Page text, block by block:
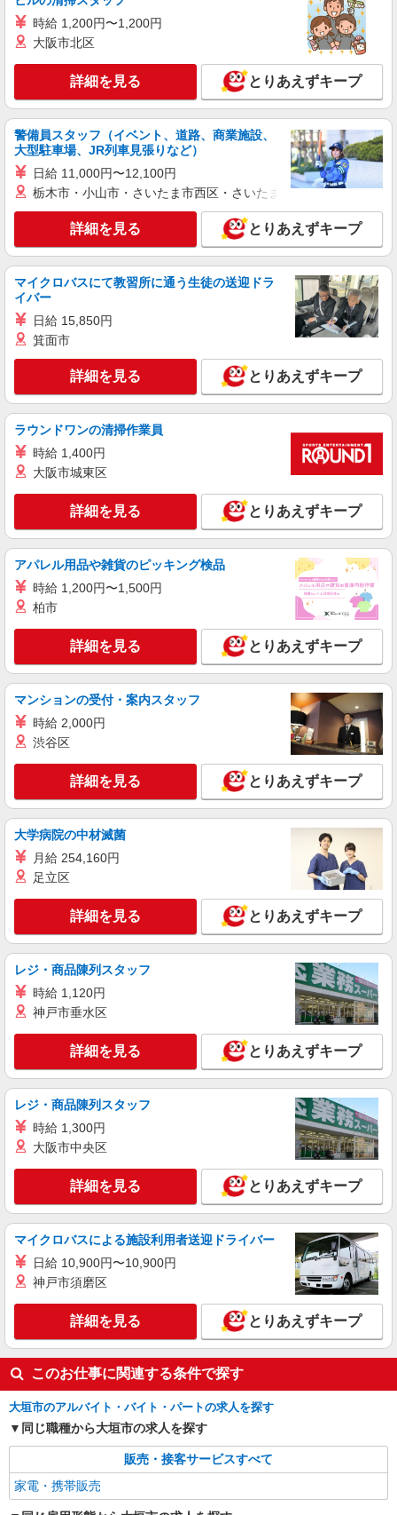
有) ゜・。○。・゜+゜・。○。・゜+゜
紹介予定派遣
【softbank】の携帯販売スタッフ
月給207900円〜260200円（経験・能力によ
る） 資格手当（1〜6万円）賞与年2回（6月・12
月・実績最高5.4カ月分） 未経験から入社半年で
年収400万円以上への昇給実績あり ※残業代支給
★交通費別途支給（規定あり） ゜+゜・。○。・゜
+゜・。○。・゜+゜ 入社祝い金10万円支給(規定
有) お友達を紹介頂くと, インセンティブ支給(規定
有) ゜・。○。・゜+゜・。○。・゜+゜
岐阜県大垣市のsoftbankショップ
キープ 詳細を見る
派遣社員
株式会社シエロ
【au】の携帯販売スタッフ
時給1400円〜 ※残業代支給 ★交通費別途支給
（規定あり） ゜+゜・。○。・゜+゜・。○。・゜
+゜ 入社祝い金10万円支給(規定有) お友達を紹介
頂くと, インセンティブ支給(規定有) ★月2回払
い・週払い可能（規程有）★ ゜・。○。・゜
+゜・。○。・゜+゜
派遣社員
株式会社シエロ
スマホ携帯販売【エーユー】
月給273200円〜 ※残業手当別途支給 ※研修期
社祝い金10万円支給(規定有) お友達を紹介頂くと,
インセンティブ支給(規定有) ゜・。○。・゜
+゜・。○。・゜+゜
岐阜県大垣市の家電量販店
キープ 詳細を見る
紹介予定派遣
株式会社シエロ
【docomo】の携帯販売スタッフ
時給1500円〜 ※残業代支給 ★交通費別途支給
（規定あり） ゜+゜・。○。・゜+゜・。○。・゜
+゜ 入社祝い金10万円支給(規定有) お友達を紹介
頂くと, インセンティブ支給(規定有) ★月2回払
い・週払い可能（規程有）★ ゜・。○。・゜
岐阜県大垣市のdocomoショップ
詳細を見る
紹介予定派遣
【エーユー】の店舗スタッフ
時給1400円〜1600円（経験・能力による） ※
残業代支給 ★交通費別途支給（規定あり） ゜
+゜・。○。・゜+゜・。○。・゜+゜ 入社祝い金10
有）★ ゜・。○。・゜+゜・。○。・゜+゜
詳細を見る
株式会社シエロ
携帯販売スタッフ【au】
月給273200円〜 ※残業手当別途支給 ※研修期
間6か月・時給1550円〜 ★交通費別途支給（規定
社祝い金10万円支給(規定有) お友達を紹介頂くと,
インセンティブ支給(規定有) ゜・。○。・゜
+゜・。○。・゜+゜
キープ 詳細を見る
時給 1,200円〜1,200円
大阪市北区
詳細を見る とりあえずキープ
警備員スタッフ（イベント、道路、商業施設、
大型駐車場、JR列車見張りなど）
日給 11,000円〜12,100円
栃木市・小山市・さいたま市西区・さいたま市岩槻区・久喜市・
詳細を見る とりあえずキープ
マイクロバスにて教習所に通う生徒の送迎ドラ
イバー
日給 15,850円
箕面市
詳細を見る とりあえずキープ
ラウンドワンの清掃作業員
時給 1,400円
大阪市城東区
詳細を見る とりあえずキープ
アパレル用品や雑貨のピッキング検品
時給 1,200円〜1,500円
柏市
詳細を見る とりあえずキープ
マンションの受付・案内スタッフ
時給 2,000円
渋谷区
詳細を見る とりあえずキープ
大学病院の中材滅菌
月給 254,160円
足立区
詳細を見る とりあえずキープ
レジ・商品陳列スタッフ
時給 1,120円
神戸市垂水区
詳細を見る とりあえずキープ
レジ・商品陳列スタッフ
時給 1,300円
大阪市中央区
詳細を見る とりあえずキープ
マイクロバスによる施設利用者送迎ドライバー
日給 10,900円〜10,900円
神戸市須磨区
詳細を見る とりあえずキープ
このお仕事に関連する条件で探す
大垣市のアルバイト・バイト・パートの求人を探す
同じ職種から大垣市の求人を探す
販売・接客サービスすべて
家電・携帯販売